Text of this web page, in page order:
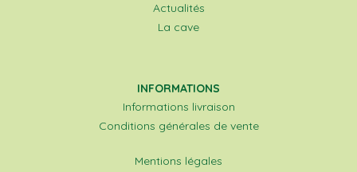
Actualités
La cave
INFORMATIONS
Informations livraison
Conditions générales de vente
Mentions légales